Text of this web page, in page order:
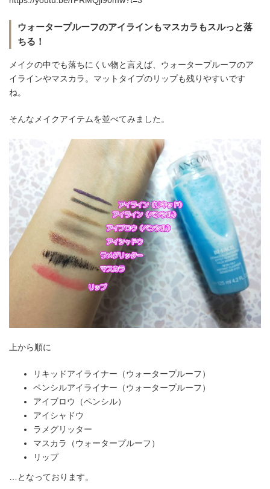
ウォータープルーフのアイラインもマスカラもスルっと落
ちる！
メイクの中でも落ちにくい物と言えば、ウォータープルーフのア
イラインやマスカラ。マットタイプのリップも残りやすいです
ね。
そんなメイクアイテムを並べてみました。
上から順に
リキッドアイライナー（ウォータープルーフ）
ペンシルアイライナー（ウォータープルーフ）
アイブロウ（ペンシル）
アイシャドウ
ラメグリッター
マスカラ（ウォータープルーフ）
リップ
…となっております。